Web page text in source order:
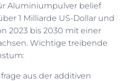
Aluminiumpulver belief
1 Milliarde US-Dollar und
2023 bis 2030 mit einer
Wichtige treibende
aus der additiven